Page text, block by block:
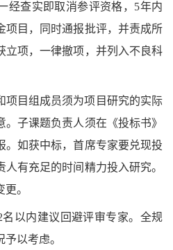
经查实即取消参评资格，5年内
项目，同时通报批评，并责成所
立项，一律撤项，并列入不良科
项目组成员须为项目研究的实际
子课题负责人须在《投标书》
。如获中标，首席专家要兑现投
有充足的时间精力投入研究。
。
名以内建议回避评审专家。全规
以考虑。